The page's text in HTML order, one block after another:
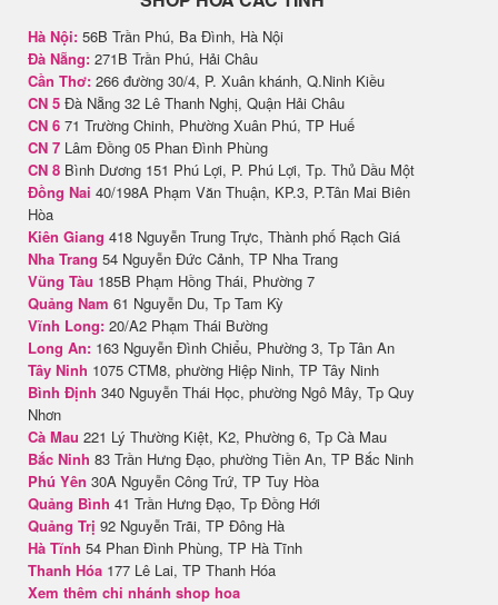
Hà Nội: 56B Trần Phú, Ba Đình, Hà Nội
Đà Nẵng: 271B Trần Phú, Hải Châu
Cần Thơ: 266 đường 30/4, P. Xuân khánh, Q.Ninh Kiều
CN 5 Đà Nẵng 32 Lê Thanh Nghị, Quận Hải Châu
CN 6 71 Trường Chinh, Phường Xuân Phú, TP Huế
CN 7 Lâm Đồng 05 Phan Đình Phùng
CN 8 Bình Dương 151 Phú Lợi, P. Phú Lợi, Tp. Thủ Dầu Một
Đồng Nai 40/198A Phạm Văn Thuận, KP.3, P.Tân Mai Biên
Hòa
Kiên Giang 418 Nguyễn Trung Trực, Thành phố Rạch Giá
Nha Trang 54 Nguyễn Đức Cảnh, TP Nha Trang
Vũng Tàu 185B Phạm Hồng Thái, Phường 7
Quảng Nam 61 Nguyễn Du, Tp Tam Kỳ
Vĩnh Long: 20/A2 Phạm Thái Bường
Long An: 163 Nguyễn Đình Chiểu, Phường 3, Tp Tân An
Tây Ninh 1075 CTM8, phường Hiệp Ninh, TP Tây Ninh
Bình Định 340 Nguyễn Thái Học, phường Ngô Mây, Tp Quy
Nhơn
Cà Mau 221 Lý Thường Kiệt, K2, Phường 6, Tp Cà Mau
Bắc Ninh 83 Trần Hưng Đạo, phường Tiền An, TP Bắc Ninh
Phú Yên 30A Nguyễn Công Trứ, TP Tuy Hòa
Quảng Bình 41 Trần Hưng Đạo, Tp Đồng Hới
Quảng Trị 92 Nguyễn Trãi, TP Đông Hà
Hà Tĩnh 54 Phan Đình Phùng, TP Hà Tĩnh
Thanh Hóa 177 Lê Lai, TP Thanh Hóa
Xem thêm chi nhánh shop hoa